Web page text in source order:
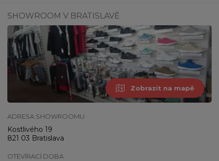
SHOWROOM V BRATISLAVĚ
Zobrazit na mapě
ADRESA SHOWROOMU
Kostlivého 19
821 03 Bratislava
OTEVÍRACÍ DOBA